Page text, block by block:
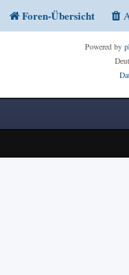
Foren-Übersicht
Powered by